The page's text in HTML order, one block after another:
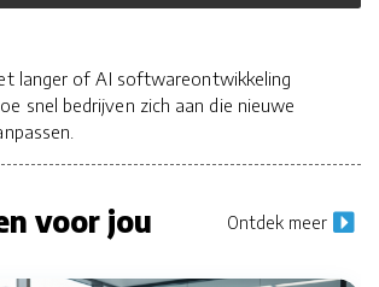
langer of AI softwareontwikkeling
snel bedrijven zich aan die nieuwe
voor jou Ontdek meer